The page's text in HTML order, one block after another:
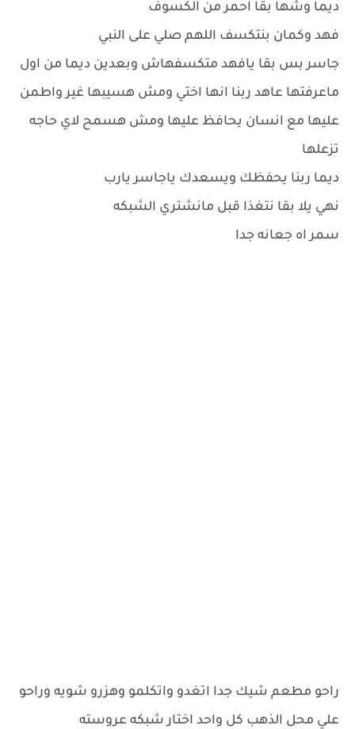
ديما وشها بقا احمر من الكسوف
فهد وكمان بنتكسف اللهم صلي على النبي
جاسر بس بقا يافهد متكسفهاش وبعدين ديما من اول
ماعرفتها عاهد ربنا انها اختي ومش هسيبها غير واطمن
عليها مع انسان يحافظ عليها ومش هسمح لاي حاجه
تزعلها
ديما ربنا يحفظك ويسعدك ياجاسر يارب
نهي يلا بقا نتغذا قبل مانشتري الشبكه
سمر اه جعانه جدا
راحو مطعم شيك جدا اتغدو واتكلمو وهزرو شويه وراحو
علي محل الذهب كل واحد اختار شبكه عروسته